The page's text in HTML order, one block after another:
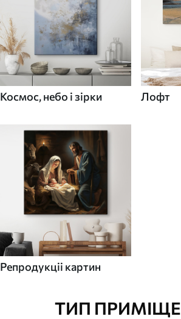
Космос, небо і зірки Лофт
Репродукціі картин
ТИП